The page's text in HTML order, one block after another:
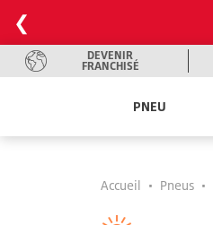
❮
DEVENIR
FRANCHISÉ
PNEU
Accueil • Pneus •